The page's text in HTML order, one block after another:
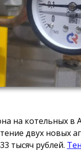
на котельных в
двух новых
тысяч рублей.